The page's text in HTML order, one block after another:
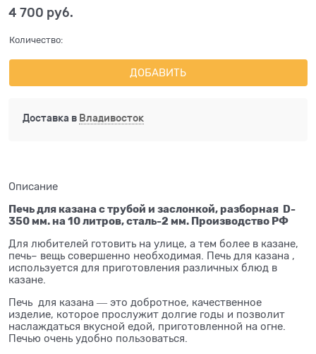
4 700 руб.
Количество:
ДОБАВИТЬ
Доставка в Владивосток
Описание
Печь для казана с трубой и заслонкой, разборная D-
350 мм. на 10 литров, сталь-2 мм. Производство РФ
Для любителей готовить на улице, а тем более в казане,
печь– вещь совершенно необходимая. Печь для казана ,
используется для приготовления различных блюд в
казане.
Печь для казана ― это добротное, качественное
изделие, которое прослужит долгие годы и позволит
наслаждаться вкусной едой, приготовленной на огне.
Печью очень удобно пользоваться.